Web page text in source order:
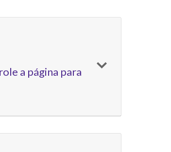
a página para